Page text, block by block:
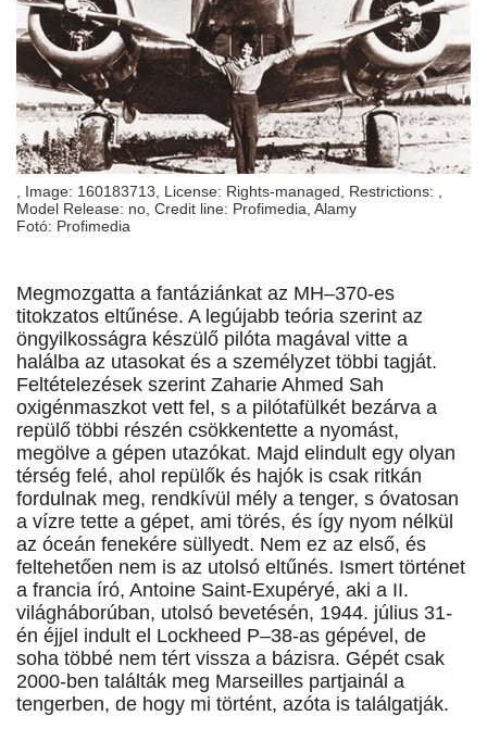
, Image: 160183713, License: Rights-managed, Restrictions: ,
Model Release: no, Credit line: Profimedia, Alamy
Fotó: Profimedia
Megmozgatta a fantáziánkat az MH–370-es
titokzatos eltűnése. A legújabb teória szerint az
öngyilkosságra készülő pilóta magával vitte a
halálba az utasokat és a személyzet többi tagját.
Feltételezések szerint Zaharie Ahmed Sah
oxigénmaszkot vett fel, s a pilótafülkét bezárva a
repülő többi részén csökkentette a nyomást,
megölve a gépen utazókat. Majd elindult egy olyan
térség felé, ahol repülők és hajók is csak ritkán
fordulnak meg, rendkívül mély a tenger, s óvatosan
a vízre tette a gépet, ami törés, és így nyom nélkül
az óceán fenekére süllyedt. Nem ez az első, és
feltehetően nem is az utolsó eltűnés. Ismert történet
a francia író, Antoine Saint-Exupéryé, aki a II.
világháborúban, utolsó bevetésén, 1944. július 31-
én éjjel indult el Lockheed P–38-as gépével, de
soha többé nem tért vissza a bázisra. Gépét csak
2000-ben találták meg Marseilles partjainál a
tengerben, de hogy mi történt, azóta is találgatják.